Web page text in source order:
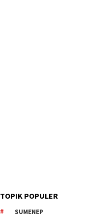
TOPIK POPULER
SUMENEP